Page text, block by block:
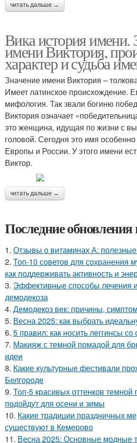
читать дальше →
Вика история имени.
имени Виктория,
характер и судьба
Значение имени Виктория –
Имеет латинское происхождение.
мифология. Так звали богиню
Виктория означает
это женщина, идущая по жизни с
головой. Сегодня это имя
Европы и России. У этого имени
Виктор.
читать дальше →
Последние обновления
1. Отзывы о витаминах А:
2. Топ-10 советов для сохранения
как поддерживать активность и
3. Эффективные способы лечения и
демодекоза
4. Демодекоз век: причины,
5. Весна 2025: как выбрать
6. 5 правил: как носить леггинсы со
7. Макияж с темной помадой для
идеи
8. Какие культурные фестивали
Белгороде
9. Топ-5 красивых оттенков
подойдут для осени и зимы
10. Какие традиции праздничных
существуют в Кемерово
11. Весна 2025: Основные модные